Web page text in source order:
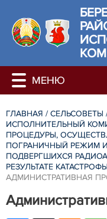
ГЛАВНАЯ / СЕЛЬСОВЕТЫ
ИСПОЛНИТЕЛЬНЫЙ
ПРОЦЕДУРЫ,
ПОГРАНИЧНЫЙ РЕЖИМ
ПОДВЕРГШИХСЯ
РЕЗУЛЬТАТЕ
АДМИНИСТРАТИВНАЯ